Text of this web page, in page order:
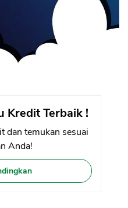
Kredit Terbaik !
dan temukan sesuai
Anda!